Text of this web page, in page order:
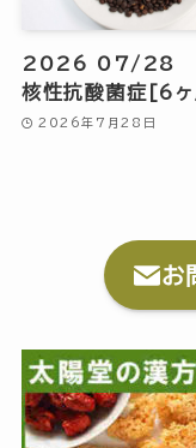
2026 07/28
核性抗酸菌症[6ヶ
2026年7月28日
お